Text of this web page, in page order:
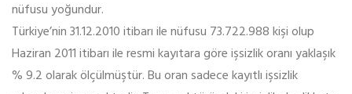
nüfusu yoğundur.
Türkiye’nin 31.12.2010 itibarı ile nüfusu 73.722.988 kişi olup
Haziran 2011 itibarı ile resmi kayıtara göre işsizlik oranı yaklaşık
% 9.2 olarak ölçülmüştür. Bu oran sadece kayıtlı işsizlik